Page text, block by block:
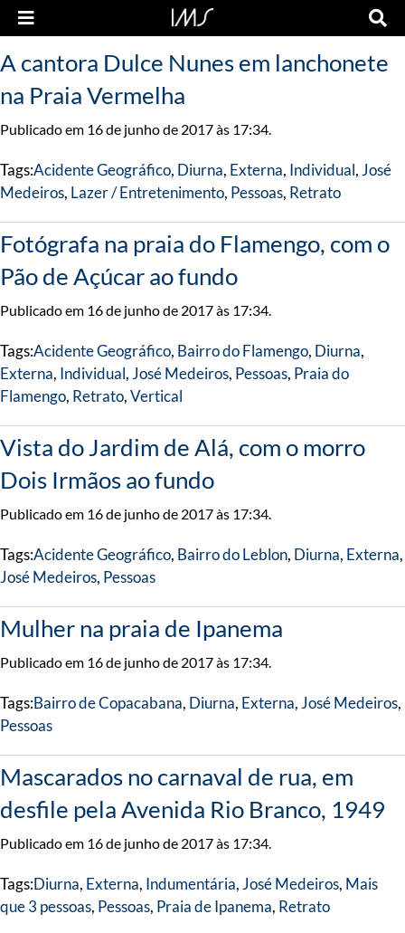
A cantora Dulce Nunes em lanchonete
na Praia Vermelha
Publicado em 16 de junho de 2017 às 17:34.
Tags:Acidente Geográfico, Diurna, Externa, Individual, José
Medeiros, Lazer / Entretenimento, Pessoas, Retrato
Fotógrafa na praia do Flamengo, com o
Pão de Açúcar ao fundo
Publicado em 16 de junho de 2017 às 17:34.
Tags:Acidente Geográfico, Bairro do Flamengo, Diurna,
Externa, Individual, José Medeiros, Pessoas, Praia do
Flamengo, Retrato,Vertical
Vista do Jardim de Alá, com o morro
Dois Irmãos ao fundo
Publicado em 16 de junho de 2017 às 17:34.
Tags:Acidente Geográfico, Bairro do Leblon, Diurna, Externa,
José Medeiros, Pessoas
Mulher na praia de Ipanema
Publicado em 16 de junho de 2017 às 17:34.
Tags:Bairro de Copacabana, Diurna, Externa, José Medeiros,
Pessoas
Mascarados no carnaval de rua, em
desfile pela Avenida Rio Branco, 1949
Publicado em 16 de junho de 2017 às 17:34.
Tags:Diurna, Externa, Indumentária, José Medeiros, Mais
que 3 pessoas, Pessoas, Praia de Ipanema, Retrato